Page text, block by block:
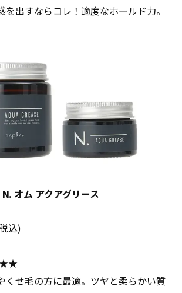
を出すならコレ！適度なホールド力。
N. オム アクアグリース
込)
くせ毛の方に最適。ツヤと柔らかい質